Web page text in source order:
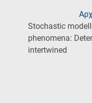
Stochastic
phenomena:
intertwined